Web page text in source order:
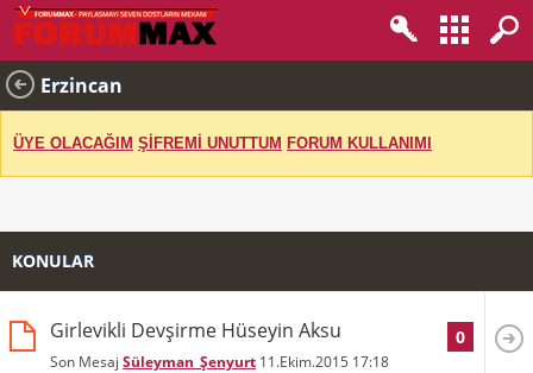
Erzincan
ÜYE OLACAĞIM ŞİFREMİ UNUTTUM FORUM KULLANIMI
KONULAR
Girlevikli Devşirme Hüseyin Aksu
Son Mesaj Süleyman_Şenyurt 11.Ekim.2015 17:18
0